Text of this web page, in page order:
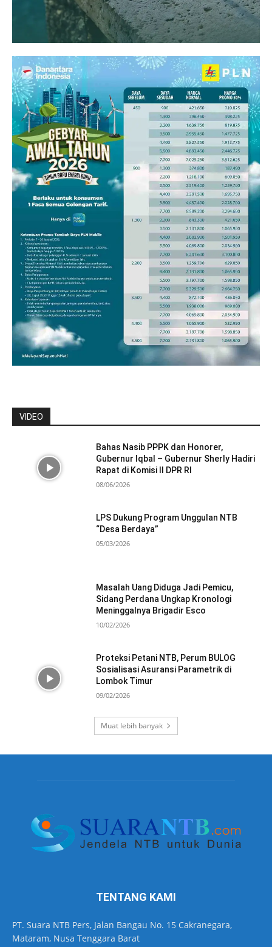
VIDEO
Bahas Nasib PPPK dan Honorer,
Gubernur Iqbal – Gubernur Sherly Hadiri
Rapat di Komisi II DPR RI
08/06/2026
LPS Dukung Program Unggulan NTB
“Desa Berdaya”
05/03/2026
Masalah Uang Diduga Jadi Pemicu,
Sidang Perdana Ungkap Kronologi
Meninggalnya Brigadir Esco
10/02/2026
Proteksi Petani NTB, Perum BULOG
Sosialisasi Asuransi Parametrik di
Lombok Timur
09/02/2026
Muat lebih banyak
TENTANG KAMI
PT. Suara NTB Pers, Jalan Bangau No. 15 Cakranegara,
Mataram, Nusa Tenggara Barat